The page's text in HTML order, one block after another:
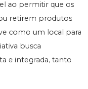
ao permitir que os
retirem produtos
como um local para
busca
e integrada, tanto